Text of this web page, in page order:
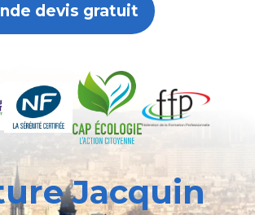
devis gratuit
Jacquin